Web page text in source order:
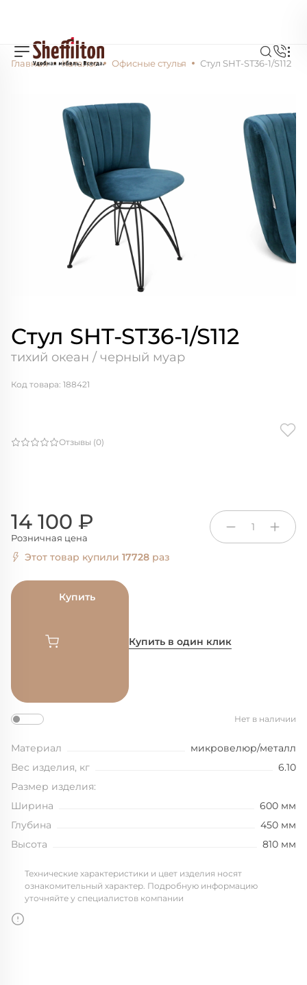
Главная Каталог Офисные стулья Стул SHT-ST36-1/S112
Стул SHT-ST36-1/S112
тихий океан / черный муар
Отзывы (0)
Код товара: 188421
14 100 ₽
Розничная цена
1
Этот товар купили 17728 раз
Купить
Купить в один клик
Нет в наличии
Материал
микровелюр/металл
Вес изделия, кг
6.10
Размер изделия:
Ширина
600 мм
Глубина
450 мм
Высота
810 мм
Технические характеристики и цвет изделия носят
ознакомительный характер. Подробную информацию
уточняйте у специалистов компании